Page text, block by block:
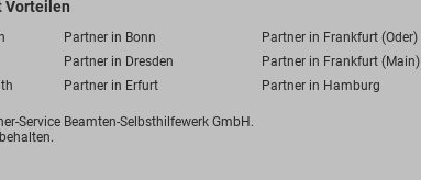
Vorteilen
Partner in Bonn Partner in Frankfurt (Oder)
Partner in Dresden Partner in Frankfurt (Main)
Partner in Erfurt Partner in Hamburg
Service Beamten-Selbsthilfewerk GmbH.